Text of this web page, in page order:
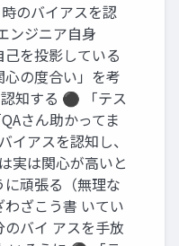
のバイアスを認
ンジニア自身
を投影している
心の度合い」を考
知する ⚫ 「テス
さん助かってま
イアスを認知し、
実は関心が高いと
頑張る（無理な
ざこう書 いてい
バイ アスを手放